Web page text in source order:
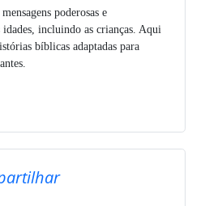
poderosas e
incluindo as crianças. Aqui
bíblicas adaptadas para